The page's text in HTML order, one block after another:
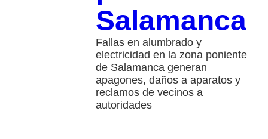
Salamanca
Fallas en alumbrado y
electricidad en la zona poniente
de Salamanca generan
apagones, daños a aparatos y
reclamos de vecinos a
autoridades